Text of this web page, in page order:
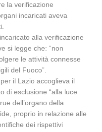
la verificazione
incaricati aveva
alla verificazione
si legge che: “non
le attività connesse
del Fuoco”.
il Lazio accoglieva il
di esclusione “alla luce
dell’organo della
proprio in relazione alle
dei rispettivi